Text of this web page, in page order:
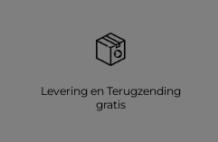
Rechte jurken vrouw blauw
Levering en Terugzending
gratis